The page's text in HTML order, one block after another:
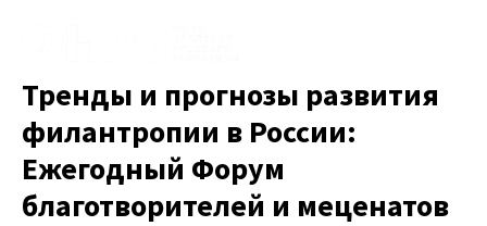
Тренды и прогнозы развития
филантропии в России:
Ежегодный Форум
благотворителей и меценатов